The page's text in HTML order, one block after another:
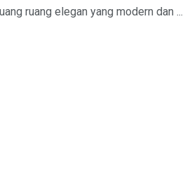
ruang elegan yang modern dan ...